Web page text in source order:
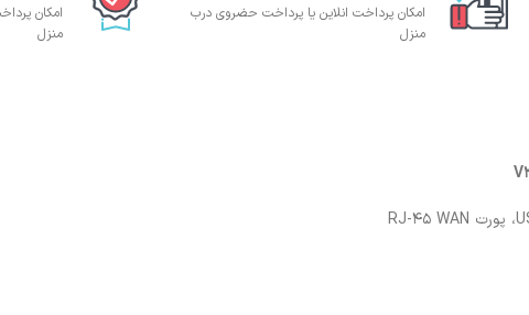
امکان پرداخت انلاین یا پرداخت حضروی درب
منزل
امکان
منزل